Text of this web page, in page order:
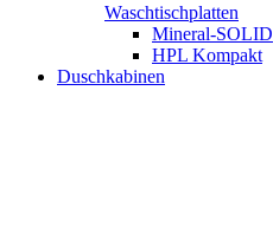
Waschtischplatten
Mineral-SOLID
HPL Kompakt
Duschkabinen